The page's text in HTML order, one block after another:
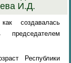
И.Д.
создавалась
Республики